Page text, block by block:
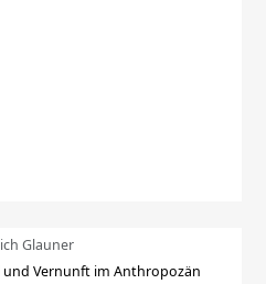
Glauner
und Vernunft im Anthropozän